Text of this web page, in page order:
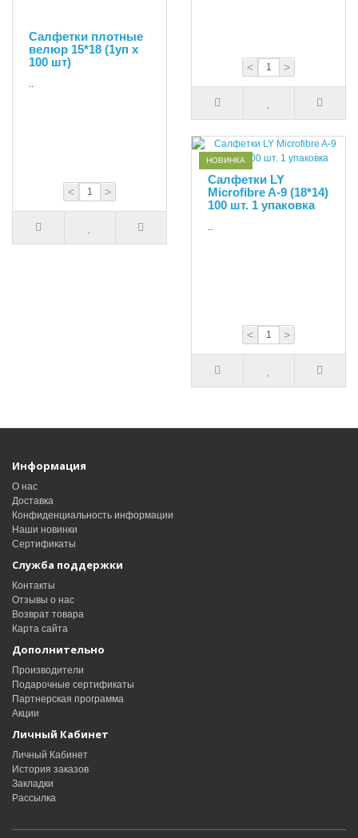
Cалфетки плотные
велюр 15*18 (1уп х
100 шт)
..
< >
< >
НОВИНКА
Салфетки LY
Microfibre A-9 (18*14)
100 шт. 1 упаковка
..
< >
Информация
О нас
Доставка
Конфиденциальность информации
Наши новинки
Сертификаты
Служба поддержки
Контакты
Отзывы о нас
Возврат товара
Карта сайта
Дополнительно
Производители
Подарочные сертификаты
Партнерская программа
Акции
Личный Кабинет
Личный Кабинет
История заказов
Закладки
Рассылка